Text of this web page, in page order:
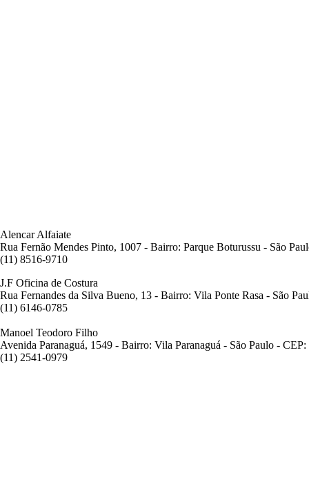
Alencar Alfaiate
Rua Fernão Mendes Pinto, 1007 - Bairro: Parque Boturussu - São
(11) 8516-9710
J.F Oficina de Costura
Rua Fernandes da Silva Bueno, 13 - Bairro: Vila Ponte Rasa - São
(11) 6146-0785
Manoel Teodoro Filho
Avenida Paranaguá, 1549 - Bairro: Vila Paranaguá - São Paulo -
(11) 2541-0979